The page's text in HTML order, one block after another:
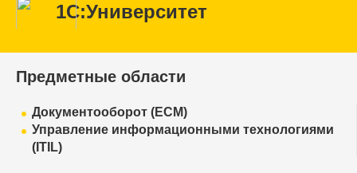
1С:Университет
Предметные области
Документооборот (ECM)
Управление информационными технологиями
(ITIL)